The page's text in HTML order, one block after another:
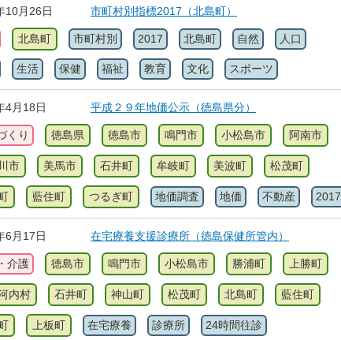
10月26日 市町村別指標2017（北島町）
北島町 市町村別 2017 北島町 自然 人口
生活 保健 福祉 教育 文化 スポーツ
4月18日 平成２９年地価公示（徳島県分）
くり 徳島県 徳島市 鳴門市 小松島市 阿南市
市 美馬市 石井町 牟岐町 美波町 松茂町
藍住町 つるぎ町 地価調査 地価 不動産 2017
6月17日 在宅療養支援診療所（徳島保健所管内）
介護 徳島市 鳴門市 小松島市 勝浦町 上勝町
内村 石井町 神山町 松茂町 北島町 藍住町
上板町 在宅療養 診療所 24時間往診